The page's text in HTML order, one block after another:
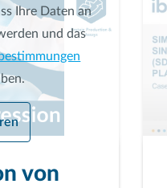
Ihre Daten an
und das
von